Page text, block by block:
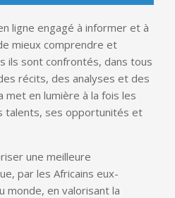
ligne engagé à informer et à
mieux comprendre et
ils sont confrontés, dans tous
récits, des analyses et des
met en lumière à la fois les
talents, ses opportunités et
une meilleure
par les Africains eux-
monde, en valorisant la